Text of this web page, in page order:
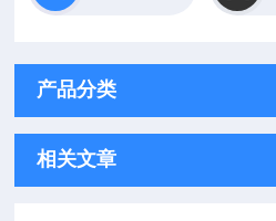
产品分类
相关文章